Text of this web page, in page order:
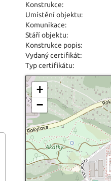
Konstrukce:
Umístění objektu:
Komunikace:
Stáří objektu:
Konstrukce popis:
Vydaný certifikát:
Typ certifikátu:
+
−